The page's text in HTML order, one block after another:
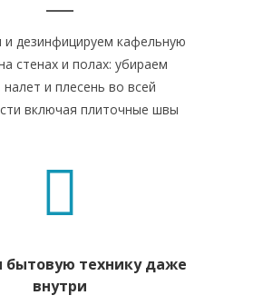
дезинфицируем кафельную
стенах и полах: убираем
налет и плесень во всей
включая плиточные швы
бытовую технику даже
внутри